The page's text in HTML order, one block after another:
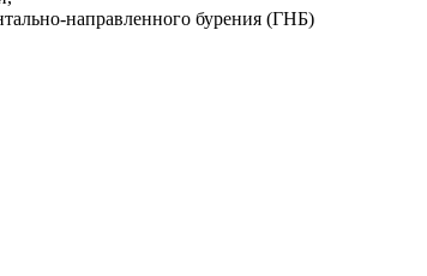
направленного бурения (ГНБ)